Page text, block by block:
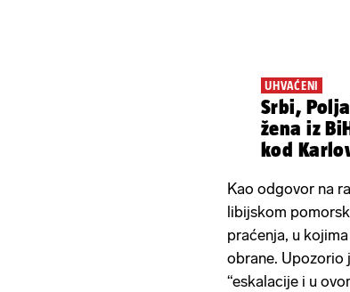
UHVAĆENI
Srbi,
žena iz
kod
Kao odgovor na
libijskom
praćenja, u
obrane. Upozorio
“eskalacije i u